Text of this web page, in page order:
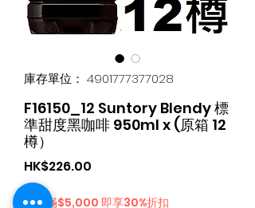
庫存單位： 4901777377028
F16150_12 Suntory Blendy 標
準甜度黑咖啡 950ml x (原箱 12
樽）
HK$226.00
購物滿$5,000 即享30%折扣